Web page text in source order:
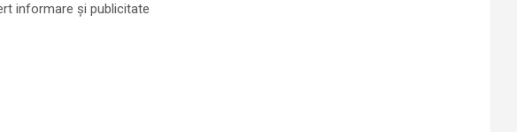
informare și publicitate